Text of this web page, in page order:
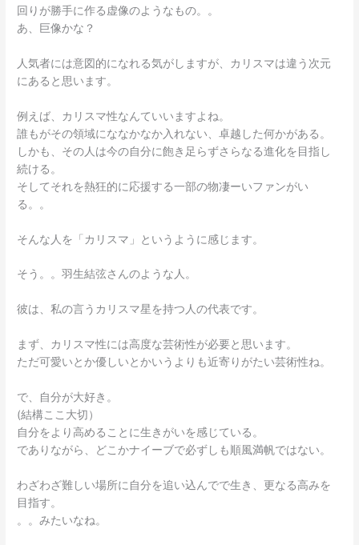
回りが勝手に作る虚像のようなもの。。
あ、巨像かな？
人気者には意図的になれる気がしますが、カリスマは違う次元
にあると思います。
例えば、カリスマ性なんていいますよね。
誰もがその領域にななかなか入れない、卓越した何かがある。
しかも、その人は今の自分に飽き足らずさらなる進化を目指し
続ける。
そしてそれを熱狂的に応援する一部の物凄ーいファンがい
る。。
そんな人を「カリスマ」というように感じます。
そう。。羽生結弦さんのような人。
彼は、私の言うカリスマ星を持つ人の代表です。
まず、カリスマ性には高度な芸術性が必要と思います。
ただ可愛いとか優しいとかいうよりも近寄りがたい芸術性ね。
で、自分が大好き。
(結構ここ大切）
自分をより高めることに生きがいを感じている。
でありながら、どこかナイーブで必ずしも順風満帆ではない。
わざわざ難しい場所に自分を追い込んでで生き、更なる高みを
目指す。
。。みたいなね。